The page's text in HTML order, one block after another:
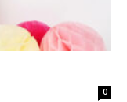
0